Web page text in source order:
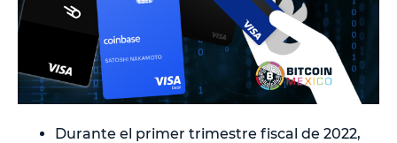
Durante el primer trimestre fiscal de 2022,